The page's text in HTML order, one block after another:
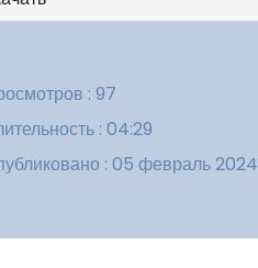
: 97
: 04:29
: 05 февраль 2024